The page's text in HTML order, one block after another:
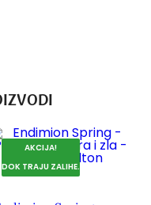
AKCIJA!
DOK TRAJU ZALIHE.